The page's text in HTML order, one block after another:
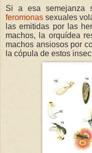
Si a esa semejanza
feromonas sexuales
las emitidas por las
machos, la orquídea
machos ansiosos por
la cópula de estos